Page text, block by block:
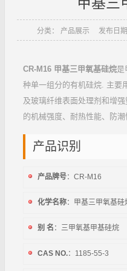
分类： 产品展示 发布日
CR-M16 甲基三甲氧基硅烷是
种单一组分的有机硅烷. 主要
及玻璃纤维表面处理剂和增
的机械强度、耐热性能、防潮
产品识别
产品牌号：CR-M16
化学名称：甲基三甲氧基硅
别 名 ：三甲氧基甲基硅烷
CAS NO.：1185-55-3